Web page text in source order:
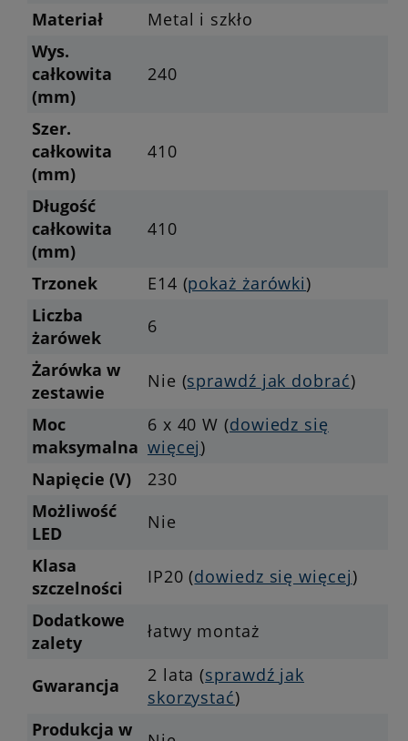
Materiał
Metal i szkło
Wys.
całkowita
(mm)
240
Szer.
całkowita
(mm)
410
Długość
całkowita
(mm)
410
Trzonek E14 (pokaż żarówki)
Liczba
żarówek
6
Żarówka w
zestawie
Nie (sprawdź jak dobrać)
Moc
maksymalna
6 x 40 W (dowiedz się
więcej)
Napięcie (V)
230
Możliwość
LED
Nie
Klasa
szczelności
IP20 (dowiedz się więcej)
Dodatkowe
zalety
łatwy montaż
Gwarancja 2 lata (sprawdź jak
skorzystać)
Produkcja w